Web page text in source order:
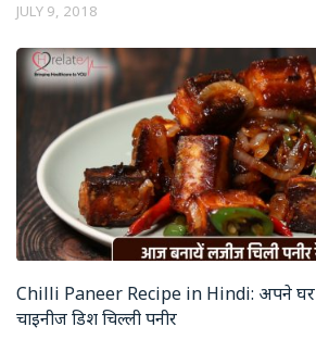
JULY 9, 2018
Chilli Paneer Recipe in Hindi: अपने घर
चाइनीज डिश चिल्ली पनीर